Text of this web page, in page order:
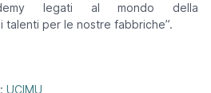
legati al mondo della
talenti per le nostre fabbriche”.
UCIMU